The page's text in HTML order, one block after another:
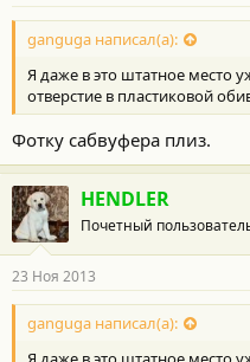
ganguga написал(а):
Я даже в это штатное место
отверстие в пластиковой
Фотку сабвуфера плиз.
HENDLER
Почетный
23 Ноя 2013
ganguga написал(а):